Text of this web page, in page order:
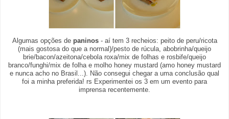
Algumas opções de paninos- aí tem 3 recheios: peito de peru/ricota
(mais gostosa do que a normal)/pesto de rúcula, abobrinha/queijo
brie/bacon/azeitona/cebola roxa/mix de folhas e rosbife/queijo
branco/funghi/mix de folha e molho honey mustard (amo honey mustard
e nunca acho no Brasil...). Não consegui chegar a uma conclusão qual
foi a minha preferida! rs Experimentei os 3 em um evento para
imprensa recentemente.